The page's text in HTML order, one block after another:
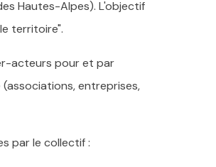
Hautes-Alpes). L'objectif
territoire".
acteurs pour et par
entreprises,
par le collectif :